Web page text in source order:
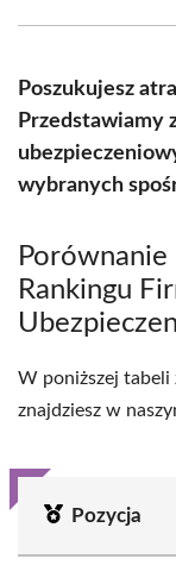
(Twitter)
Poszukujesz
Przedstawiamy
wybranych
Rankingu
W poniższej tabeli
znajdziesz w
Pozycja